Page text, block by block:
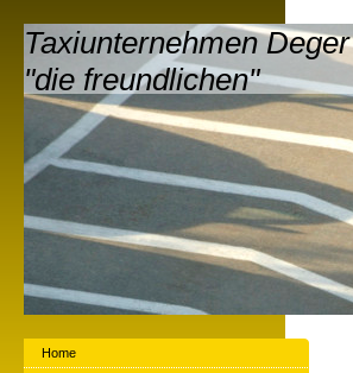
Taxiunternehmen Deger
"die freundlichen"
Home